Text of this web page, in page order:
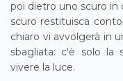
poi dietro uno scuro
scuro restituisca
chiaro vi avvolgerà in
sbagliata: c'è solo
vivere la luce.